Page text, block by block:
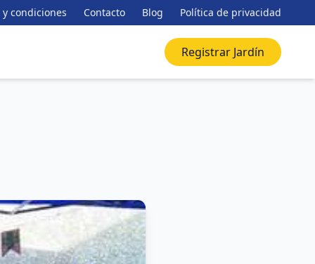
condiciones Contacto Blog Política de privacidad
Registrar Jardín